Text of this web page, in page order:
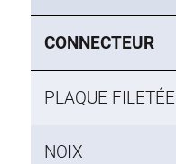
CONNECTEUR
PLAQUE FILETÉE
NOIX